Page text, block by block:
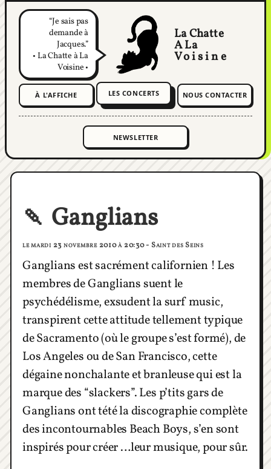
Je sais pas
demande à
Jacques.
• La Chatte à La
Voisine •
La Chatte
A La
Voisine
À L'AFFICHE LES CONCERTS NOUS CONTACTER
🍡 Ganglians
le mardi 23 novembre 2010 à 20:30 - Saint des Seins
Ganglians est sacrément californien ! Les
membres de Ganglians suent le
psychédélisme, exsudent la surf music,
transpirent cette attitude tellement typique
de Sacramento (où le groupe s’est formé), de
Los Angeles ou de San Francisco, cette
dégaine nonchalante et branleuse qui est la
marque des “slackers”. Les p’tits gars de
Ganglians ont tété la discographie complète
des incontournables Beach Boys, s’en sont
inspirés pour créer …leur musique, pour sûr.